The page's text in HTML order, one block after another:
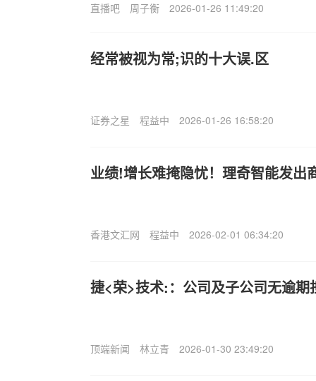
直播吧 周子衡 2026-01-26 11:49:20
经常被视为常;识的十大误.区
证券之星 程益中 2026-01-26 16:58:20
业绩!增长难掩隐忧！理奇智能发出
香港文汇网 程益中 2026-02-01 06:34:20
捷<荣>技术:：公司及子公司无逾期
顶端新闻 林立青 2026-01-30 23:49:20